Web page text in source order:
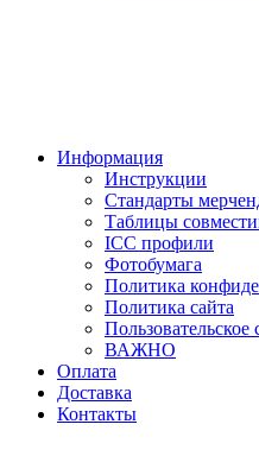
Информация
Инструкции
Стандарты
Таблицы
ICC профили
Фотобумага
Политика
Политика сайта
Пользовательское
ВАЖНО
Оплата
Доставка
Контакты